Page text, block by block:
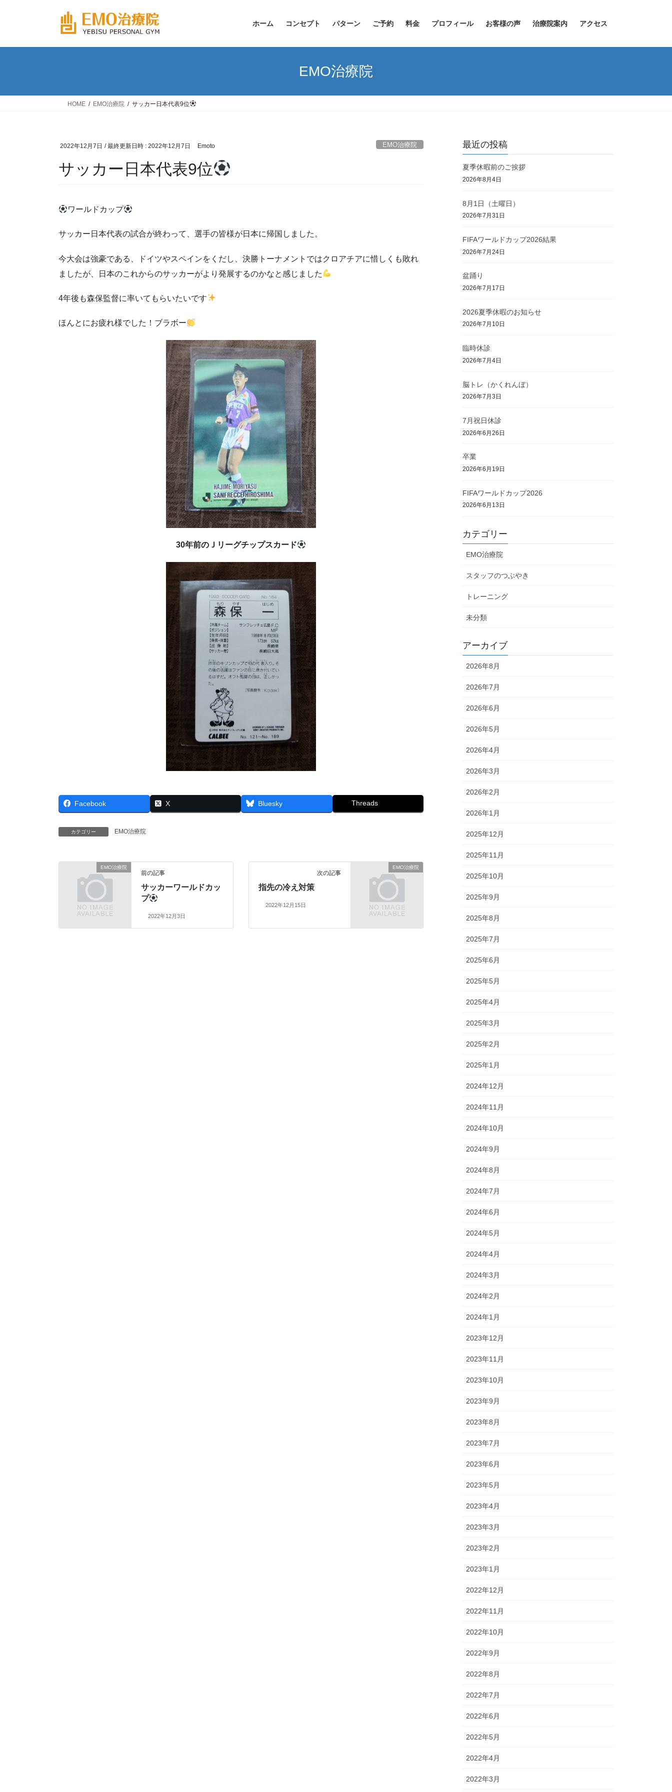
ホーム コンセプト パターン ご予約 料金 プロフィール お客様の声 治療院案内 アクセス
EMO治療院
HOME EMO治療院 サッカー日本代表9位
2022年12月7日 / 最終更新日時 : 2022年12月7日 Emoto EMO治療院
サッカー日本代表9位
ワールドカップ
サッカー日本代表の試合が終わって、選手の皆様が日本に帰国しました。
今大会は強豪である、ドイツやスペインをくだし、決勝トーナメントではクロアチアに惜しくも敗れ
ましたが、日本のこれからのサッカーがより発展するのかなと感じました
4年後も森保監督に率いてもらいたいです
ほんとにお疲れ様でした！ブラボー
30年前のＪリーグチップスカード
Facebook X Bluesky Threads
カテゴリー EMO治療院
EMO治療院
前の記事
サッカーワールドカッ
プ
2022年12月3日
EMO治療院
次の記事
指先の冷え対策
2022年12月15日
最近の投稿
夏季休暇前のご挨拶
2026年8月4日
8月1日（土曜日）
2026年7月31日
FIFAワールドカップ2026結果
2026年7月24日
盆踊り
2026年7月17日
2026夏季休暇のお知らせ
2026年7月10日
臨時休診
2026年7月4日
脳トレ（かくれんぼ）
2026年7月3日
7月祝日休診
2026年6月26日
卒業
2026年6月19日
FIFAワールドカップ2026
2026年6月13日
カテゴリー
EMO治療院
スタッフのつぶやき
トレーニング
未分類
アーカイブ
2026年8月
2026年7月
2026年6月
2026年5月
2026年4月
2026年3月
2026年2月
2026年1月
2025年12月
2025年11月
2025年10月
2025年9月
2025年8月
2025年7月
2025年6月
2025年5月
2025年4月
2025年3月
2025年2月
2025年1月
2024年12月
2024年11月
2024年10月
2024年9月
2024年8月
2024年7月
2024年6月
2024年5月
2024年4月
2024年3月
2024年2月
2024年1月
2023年12月
2023年11月
2023年10月
2023年9月
2023年8月
2023年7月
2023年6月
2023年5月
2023年4月
2023年3月
2023年2月
2023年1月
2022年12月
2022年11月
2022年10月
2022年9月
2022年8月
2022年7月
2022年6月
2022年5月
2022年4月
2022年3月